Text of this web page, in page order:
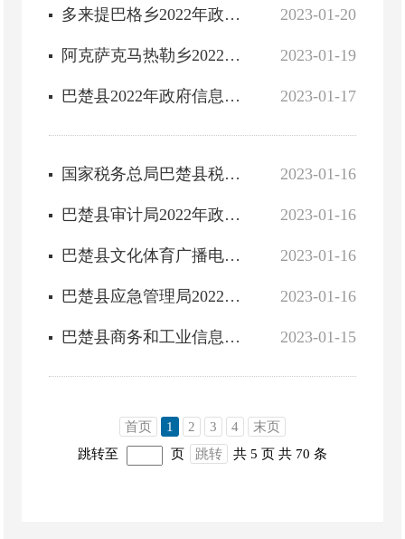
2023-01-20
多来提巴格乡2022年政府信息公开工作年度报告
2023-01-19
阿克萨克马热勒乡2022年政府信息公开工作年度报告
2023-01-17
巴楚县2022年政府信息公开工作年度报告
2023-01-16
国家税务总局巴楚县税务局2022年政府信息公开工作年度报告
2023-01-16
巴楚县审计局2022年政府信息公开工作年度报告
2023-01-16
巴楚县文化体育广播电视和旅游局2022年政府信息公开工作年度报告
2023-01-16
巴楚县应急管理局2022年政府信息公开工作年度报告
2023-01-15
巴楚县商务和工业信息化局2022年度政府信息公开工作年度报告
首页 1 2 3 4
末页
跳转至
页 跳转 共 5 页 共 70 条